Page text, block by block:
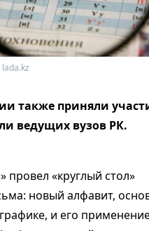
также приняли
ведущих вузов РК.
провел «круглый стол»
новый алфавит,
и его